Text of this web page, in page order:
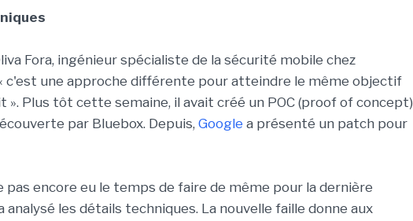
Fora, ingénieur spécialiste de la sécurité mobile chez
c'est une approche différente pour atteindre le même objectif
». Plus tôt cette semaine, il avait créé un POC (proof of concept)
par Bluebox. Depuis, Google a présenté un patch pour
pas encore eu le temps de faire de même pour la dernière
analysé les détails techniques. La nouvelle faille donne aux